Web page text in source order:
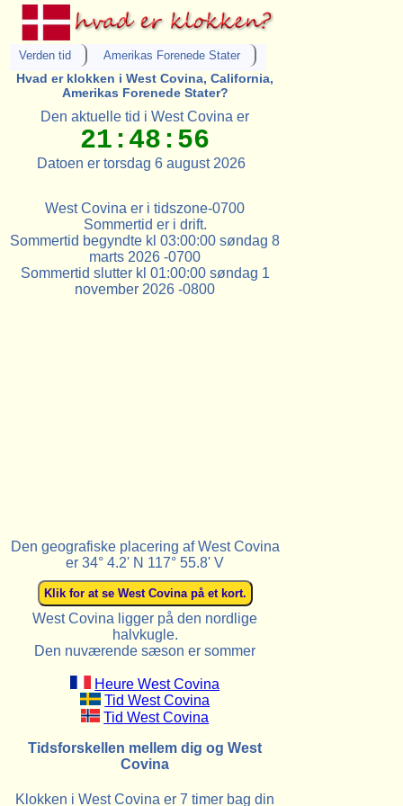
Verden tid Amerikas Forenede Stater
Hvad er klokken i West Covina, California,
Amerikas Forenede Stater?
Den aktuelle tid i West Covina er
21:48:56
Datoen er torsdag 6 august 2026
West Covina er i tidszone-0700
Sommertid er i drift.
Sommertid begyndte kl 03:00:00 søndag 8
marts 2026 -0700
Sommertid slutter kl 01:00:00 søndag 1
november 2026 -0800
Den geografiske placering af West Covina
er 34° 4.2' N 117° 55.8' V
West Covina ligger på den nordlige
halvkugle.
Den nuværende sæson er sommer
Heure West Covina
Tid West Covina
Tid West Covina
Tidsforskellen mellem dig og West
Covina
Klokken i West Covina er 7 timer bag din